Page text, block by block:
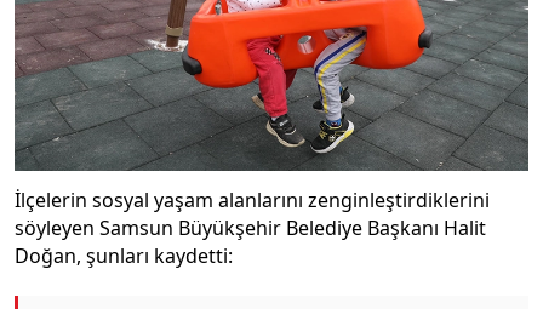
İlçelerin sosyal yaşam alanlarını zenginleştirdiklerini
söyleyen Samsun Büyükşehir Belediye Başkanı Halit
Doğan, şunları kaydetti: